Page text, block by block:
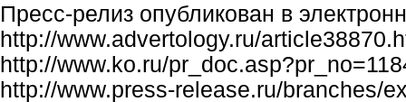
Пресс-релиз опубликован в
http://www.advertology.ru/
http://www.ko.ru/
http://www.press-release.ru/branches/